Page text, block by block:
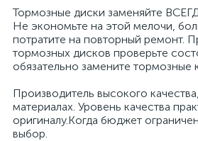
Тормозные диски заменяйте
Не экономьте на этой мелочи,
потратите на повторный ремонт.
тормозных дисков проверьте
обязательно замените тормозные
Производитель высокого
материалах. Уровень качества
оригиналу.Когда бюджет
выбор.